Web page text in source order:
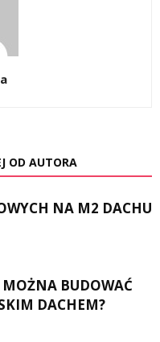
OD AUTORA
NA M2 DACHU
BUDOWAĆ
DACHEM?